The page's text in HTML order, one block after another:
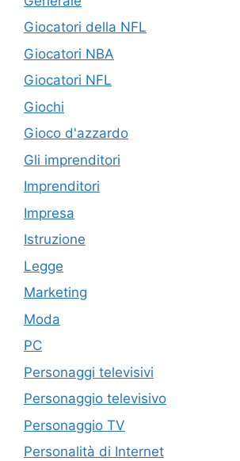
Giocatori della NFL
Giocatori NBA
Giocatori NFL
Giochi
Gioco d'azzardo
Gli imprenditori
Imprenditori
Impresa
Istruzione
Legge
Marketing
Moda
PC
Personaggi televisivi
Personaggio televisivo
Personaggio TV
Personalità di Internet